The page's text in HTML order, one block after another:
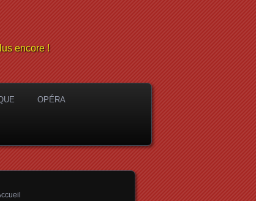
encore !
OPÉRA